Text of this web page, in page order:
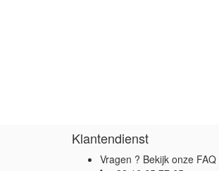
Klantendienst
Vragen ? Bekijk onze FAQ